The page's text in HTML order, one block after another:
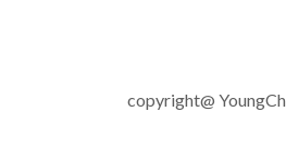
copyright@